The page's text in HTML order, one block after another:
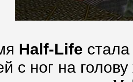
Half-Life
с ног на